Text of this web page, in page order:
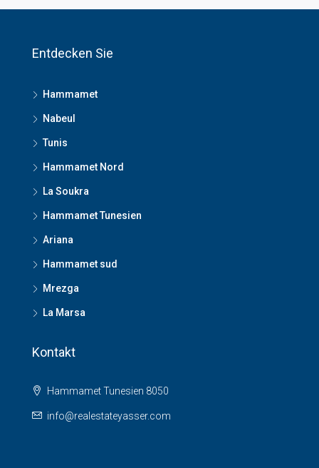
Entdecken Sie
Hammamet
Nabeul
Tunis
Hammamet Nord
La Soukra
Hammamet Tunesien
Ariana
Hammamet sud
Mrezga
La Marsa
Kontakt
Hammamet Tunesien 8050
info@realestateyasser.com